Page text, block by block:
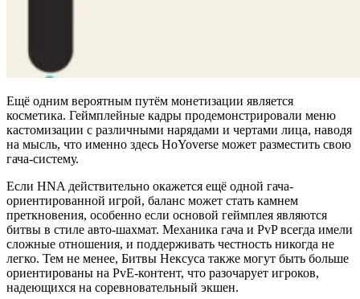
Ещё одним вероятным путём монетизации является
косметика. Геймплейные кадры продемонстрировали меню
кастомизации с различными нарядами и чертами лица, наводя
на мысль, что именно здесь HoYoverse может разместить свою
гача-систему.
Если HNA действительно окажется ещё одной гача-
ориентированной игрой, баланс может стать камнем
преткновения, особенно если основой геймплея являются
битвы в стиле авто-шахмат. Механика гача и PvP всегда имели
сложные отношения, и поддерживать честность никогда не
легко. Тем не менее, Битвы Нексуса также могут быть больше
ориентированы на PvE-контент, что разочарует игроков,
надеющихся на соревновательный экшен.